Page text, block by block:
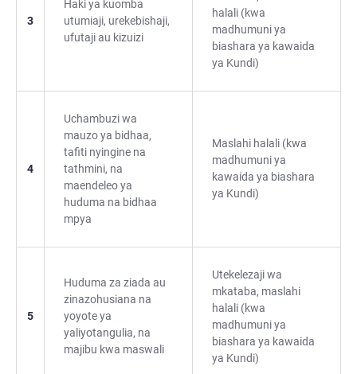
3
Haki ya kuomba
utumiaji, urekebishaji,
ufutaji au kizuizi
halali (kwa
madhumuni ya
biashara ya kawaida
ya Kundi)
4
Uchambuzi wa
mauzo ya bidhaa,
tafiti nyingine na
tathmini, na
maendeleo ya
huduma na bidhaa
mpya
Maslahi halali (kwa
madhumuni ya
kawaida ya biashara
ya Kundi)
5
Huduma za ziada au
zinazohusiana na
yoyote ya
yaliyotangulia, na
majibu kwa maswali
Utekelezaji wa
mkataba, maslahi
halali (kwa
madhumuni ya
biashara ya kawaida
ya Kundi)